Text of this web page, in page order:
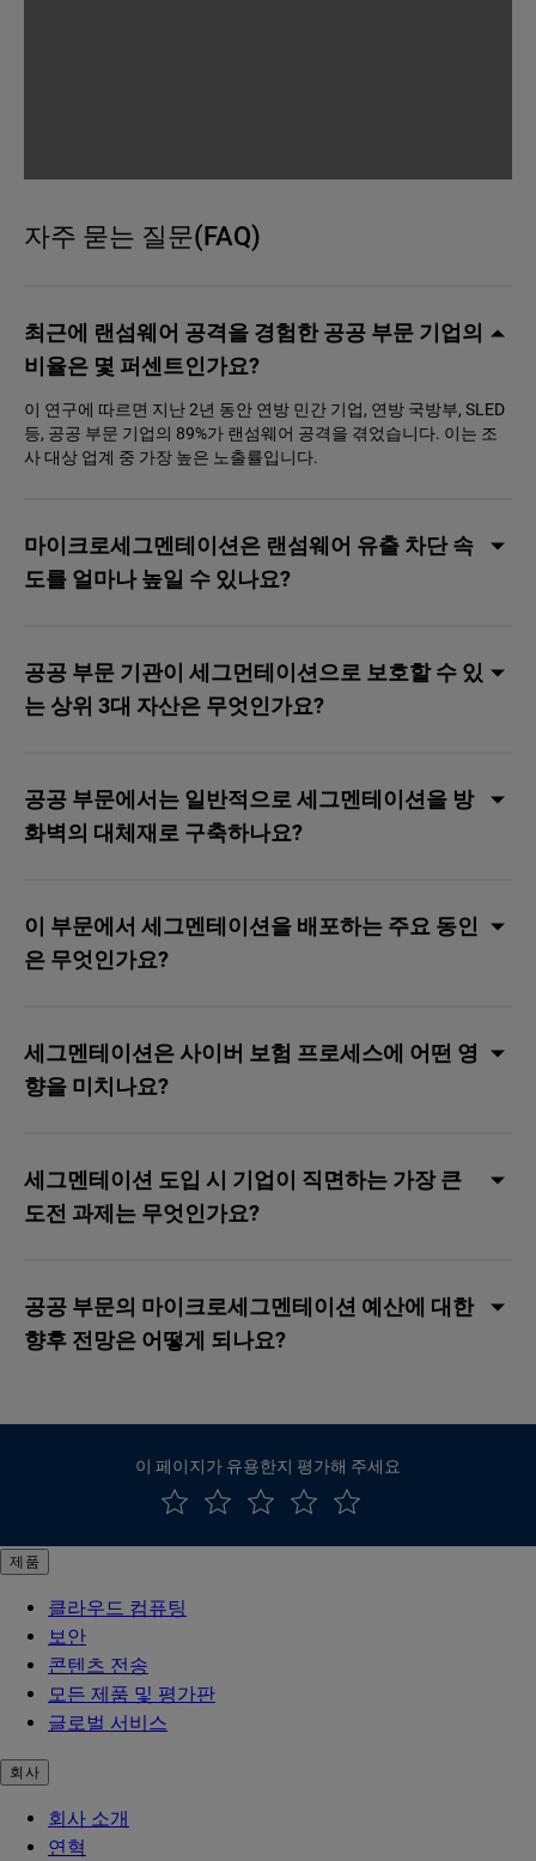
자주 묻는 질문(FAQ)
최근에 랜섬웨어 공격을 경험한 공공 부문 기업의
비율은 몇 퍼센트인가요?
이 연구에 따르면 지난 2년 동안 연방 민간 기업, 연방 국방부, SLED
등, 공공 부문 기업의 89%가 랜섬웨어 공격을 겪었습니다. 이는 조
사 대상 업계 중 가장 높은 노출률입니다.
마이크로세그멘테이션은 랜섬웨어 유출 차단 속
도를 얼마나 높일 수 있나요?
공공 부문 기관이 세그먼테이션으로 보호할 수 있
는 상위 3대 자산은 무엇인가요?
공공 부문에서는 일반적으로 세그멘테이션을 방
화벽의 대체재로 구축하나요?
이 부문에서 세그멘테이션을 배포하는 주요 동인
은 무엇인가요?
세그멘테이션은 사이버 보험 프로세스에 어떤 영
향을 미치나요?
세그멘테이션 도입 시 기업이 직면하는 가장 큰
도전 과제는 무엇인가요?
공공 부문의 마이크로세그멘테이션 예산에 대한
향후 전망은 어떻게 되나요?
이 페이지가 유용한지 평가해 주세요
제품
클라우드 컴퓨팅
보안
콘텐츠 전송
모든 제품 및 평가판
글로벌 서비스
회사
회사 소개
연혁